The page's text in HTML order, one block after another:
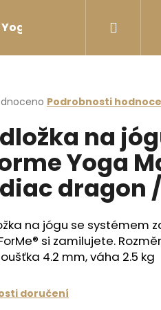
Yoga sport Láhve na vodu
Podrobnosti
na
Yoga
dragon
na jógu se systémem
si zamilujete.
4.2 mm, váha 2.5 kg
doručení
ZÁDY ČERNÁ